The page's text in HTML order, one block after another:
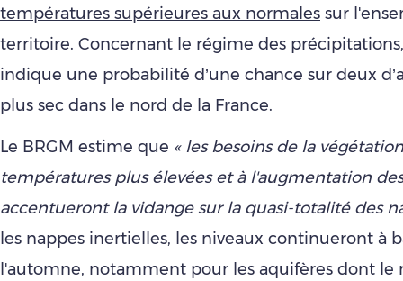
températures supérieures aux normales sur
territoire. Concernant le régime des
indique une probabilité d’une chance sur deux
plus sec dans le nord de la France.
Le BRGM estime que « les besoins de la
températures plus élevées et à l'augmentation
accentueront la vidange sur la quasi-totalité des
les nappes inertielles, les niveaux continueront à
l'automne, notamment pour les aquifères dont le